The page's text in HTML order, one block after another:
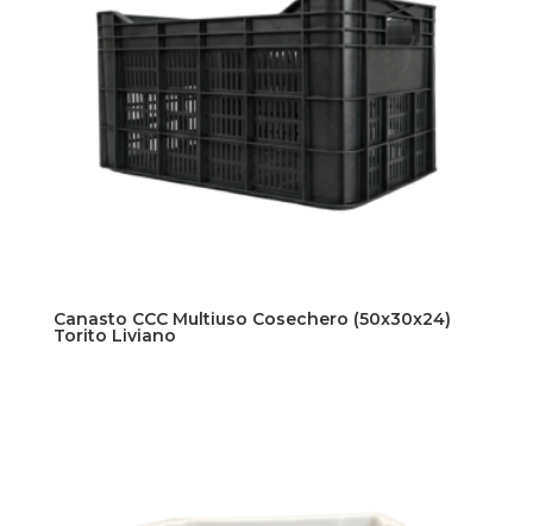
Canasto CCC Multiuso Cosechero (50x30x24)
Torito Liviano